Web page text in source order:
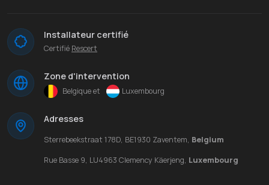
Installateur certifié
Certifié Rescert
Zone d'intervention
Belgique et Luxembourg
Adresses
Sterrebeekstraat 178D, BE1930 Zaventem, Belgium
Rue Basse 9, LU4963 Clemency Käerjeng, Luxembourg